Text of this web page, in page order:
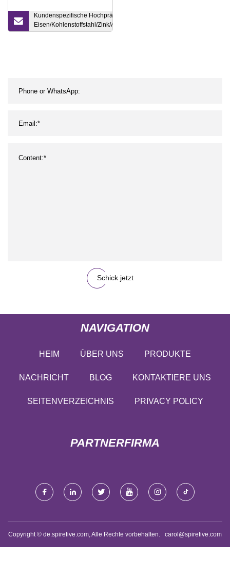
Kundenspezifische Hochpräzisionsteile aus
Eisen/Kohlenstoffstahl/Zink/Aluminium/Messing/legiertem
Metall, Wachsausschmelzverfahren,
Schick jetzt
NAVIGATION
HEIM ÜBER UNS PRODUKTE
NACHRICHT BLOG KONTAKTIERE UNS
SEITENVERZEICHNIS PRIVACY POLICY
PARTNERFIRMA
Copyright © de.spirefive.com, Alle Rechte vorbehalten. carol@spirefive.com